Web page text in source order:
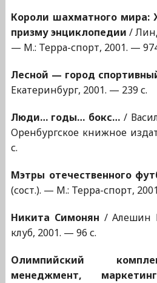
Короли шахматного мира:
призму энциклопедии /
— М.: Терра-спорт, 2001. —
Лесной — город
Екатеринбург, 2001. — 239 с.
Люди… годы… бокс… /
Оренбургское книжное
с.
Мэтры отечественного
(сост.). — М.: Терра-спорт,
Никита Симонян /
клуб, 2001. — 96 с.
Олимпийский
менеджмент,